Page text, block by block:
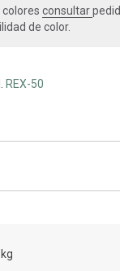
consultar
de color.
REX-50